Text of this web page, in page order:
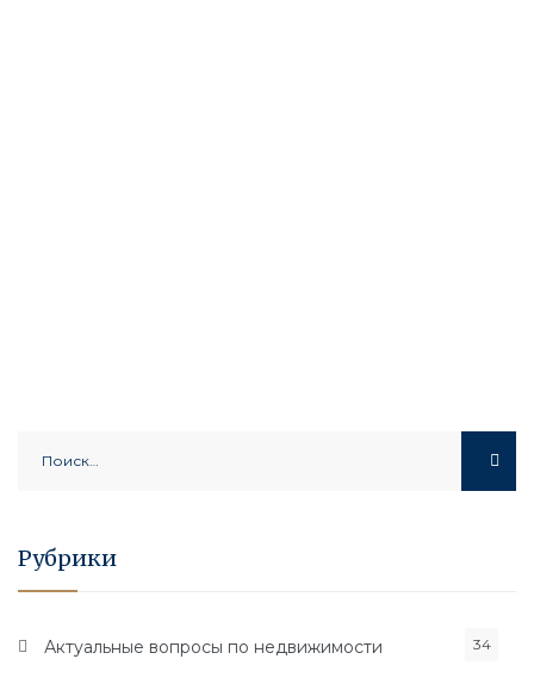
Рубрики
Актуальные вопросы по недвижимости 34